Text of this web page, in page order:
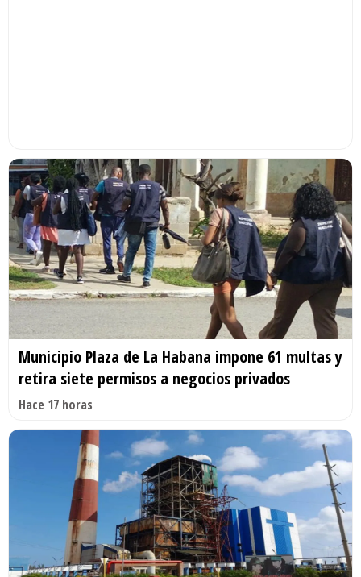
Municipio Plaza de La Habana impone 61 multas y
retira siete permisos a negocios privados
Hace 17 horas